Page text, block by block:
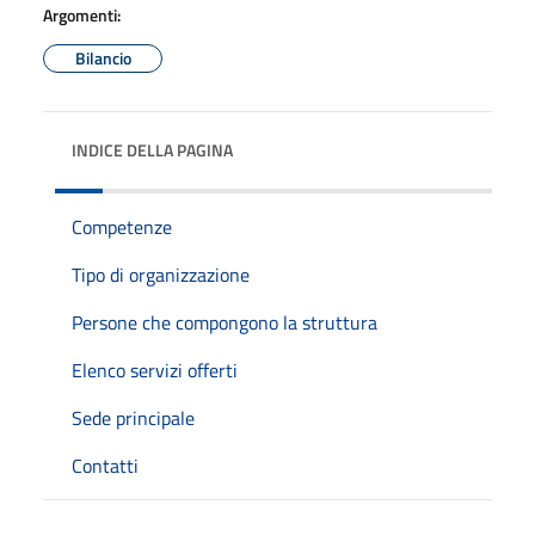
Argomenti:
Bilancio
INDICE DELLA PAGINA
Competenze
Tipo di organizzazione
Persone che compongono la struttura
Elenco servizi offerti
Sede principale
Contatti